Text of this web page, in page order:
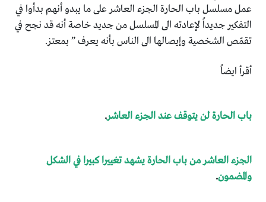
عمل مسلسل باب الحارة الجزء العاشر على ما يبدو أنهم بدأوا في
التفكير جديداً لإعادته الى المسلسل من جديد خاصة أنه قد نجح في
تقمّص الشخصية وإيصالها الى الناس بأنه يعرف ” بمعتز.
أقرأ ايضاً
باب الحارة لن يتوقف عند الجزء العاشر.
الجزء العاشر من باب الحارة يشهد تغييرا كبيرا في الشكل
والمضمون.